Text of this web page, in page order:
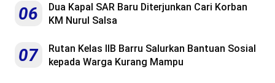
06
Dua Kapal SAR Baru Diterjunkan Cari Korban
KM Nurul Salsa
07
Rutan Kelas IIB Barru Salurkan Bantuan Sosial
kepada Warga Kurang Mampu